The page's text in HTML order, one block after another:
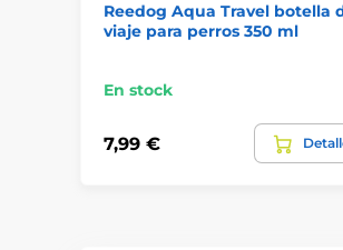
Reedog Aqua Travel botella
viaje para perros 350 ml
En stock
7,99 €